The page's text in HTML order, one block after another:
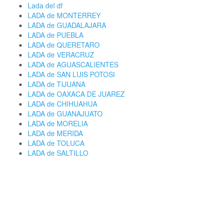
Lada del df
LADA de MONTERREY
LADA de GUADALAJARA
LADA de PUEBLA
LADA de QUERETARO
LADA de VERACRUZ
LADA de AGUASCALIENTES
LADA de SAN LUIS POTOSI
LADA de TIJUANA
LADA de OAXACA DE JUAREZ
LADA de CHIHUAHUA
LADA de GUANAJUATO
LADA de MORELIA
LADA de MERIDA
LADA de TOLUCA
LADA de SALTILLO